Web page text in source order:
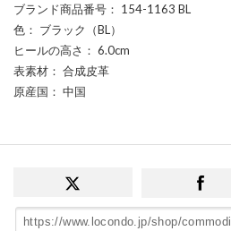
ブランド商品番号 ： 154-1163 BL
色 ： ブラック（BL）
ヒールの高さ ： 6.0cm
表素材 ： 合成皮革
原産国 ： 中国